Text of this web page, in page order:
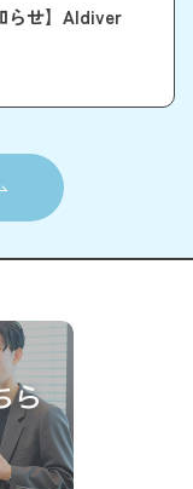
らせ】AIdiver